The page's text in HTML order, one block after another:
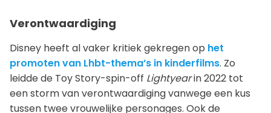
Verontwaardiging
Disney heeft al vaker kritiek gekregen op het
promoten van Lhbt-thema’s in kinderfilms. Zo
leidde de Toy Story-spin-off Lightyearin 2022 tot
een storm van verontwaardiging vanwege een kus
tussen twee vrouwelijke personages. Ook de